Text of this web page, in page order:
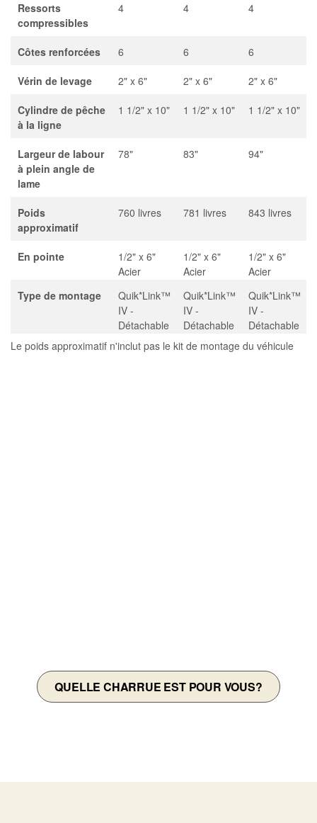
Ressorts
compressibles
4 4 4
Côtes renforcées 6 6 6
Vérin de levage 2" x 6" 2" x 6" 2" x 6"
Cylindre de pêche
à la ligne
1 1/2" x 10" 1 1/2" x 10" 1 1/2" x 10"
Largeur de labour
à plein angle de
lame
78" 83" 94"
Poids
approximatif
760 livres 781 livres 843 livres
En pointe
1/2" x 6"
Acier
1/2" x 6"
Acier
1/2" x 6"
Acier
Type de montage
Quik*Link™
IV -
Détachable
Quik*Link™
IV -
Détachable
Quik*Link™
IV -
Détachable
Le poids approximatif n'inclut pas le kit de montage du véhicule
QUELLE CHARRUE EST POUR VOUS?